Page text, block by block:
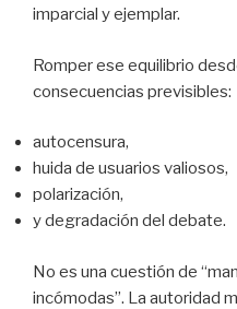
imparcial y ejemplar.
Romper ese equilibrio
consecuencias previsibles:
autocensura,
huida de usuarios valiosos,
polarización,
y degradación del debate.
No es una cuestión de
incómodas”. La autoridad